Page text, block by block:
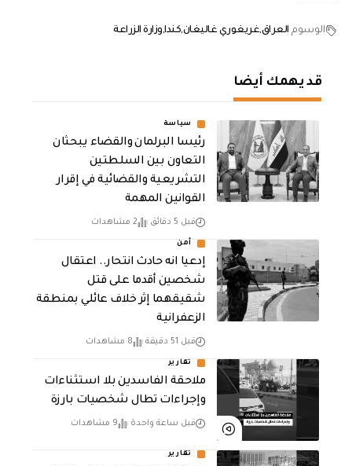
الوسوم العراقغريغوري غاليغانكندا وزارة الزراعة
قد يهمك أيضا
سياسة
رئيسا البرلمان والقضاء يبحثان
التعاون بين السلطتين
التشريعية والقضائية في إقرار
القوانين المهمة
قبل 5 دقائق 2 مشاهدات
أمن
إدعيا انه حادث انتحار.. اعتقال
شخصين أقدما على قتل
شقيقهما إثر خلاف عائلي بمنطقة
الزعفرانية
قبل 51 دقيقة 8 مشاهدات
تقارير
ملاحقة الفاسدين بلا استثناءات
وإجراءات تطال شخصيات بارزة
قبل ساعة واحدة 9 مشاهدات
تقارير